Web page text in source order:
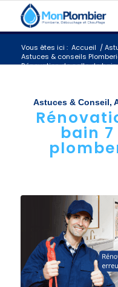
Vous êtes ici : Accueil /
Astuces & conseils
Rénovation de salle de
Astuces & Conseil ,
bain